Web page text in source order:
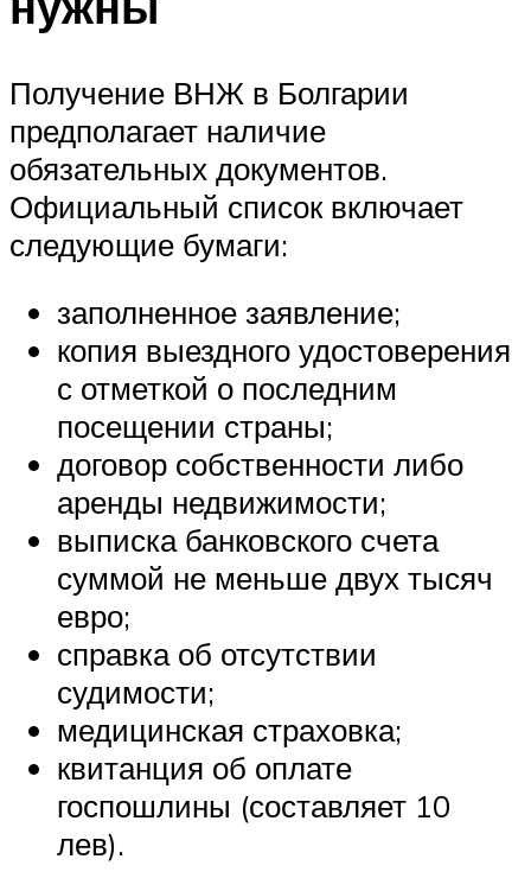
Получение ВНЖ в Болгарии
предполагает наличие
обязательных документов.
Официальный список включает
следующие бумаги:
заполненное заявление;
копия выездного удостоверения
с отметкой о последним
посещении страны;
договор собственности либо
аренды недвижимости;
выписка банковского счета
суммой не меньше двух тысяч
евро;
справка об отсутствии
судимости;
медицинская страховка;
квитанция об оплате
госпошлины (составляет 10
лев).